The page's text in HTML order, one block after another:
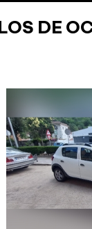
DE